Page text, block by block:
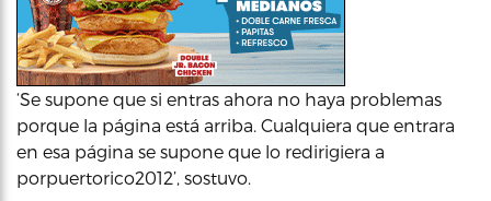
‘Se supone que si entras ahora no haya problemas
porque la página está arriba. Cualquiera que entrara
en esa página se supone que lo redirigiera a
porpuertorico2012’, sostuvo.